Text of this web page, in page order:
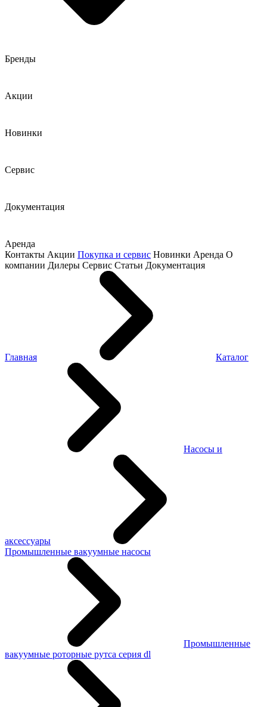
Бренды
Акции
Новинки
Сервис
Документация
Аренда
Контакты Акции Покупка и сервис Новинки Аренда О
компании Дилеры Сервис Статьи Документация
Главная Каталог
Насосы и
аксессуары
Промышленные вакуумные насосы
Промышленные
вакуумные роторные рутса серия dl